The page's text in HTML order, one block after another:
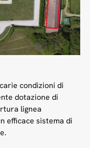
condizioni di
dotazione di
lignea
efficace sistema di